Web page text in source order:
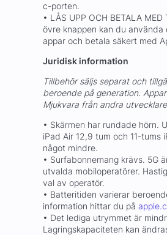
c-porten.
• LÅS UPP OCH BETALA
övre knappen kan du
appar och betala säkert med
Juridisk information
Tillbehör säljs separat och
beroende på generation.
Mjukvara från andra
• Skärmen har rundade hörn.
iPad Air 12,9 tum och 11-tums
något mindre.
• Surfabonnemang krävs. 5G
utvalda mobiloperatörer.
val av operatör.
• Batteritiden varierar
information hittar du på
• Det lediga utrymmet är
Lagringskapaciteten kan